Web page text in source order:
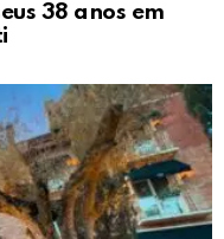
38 anos em